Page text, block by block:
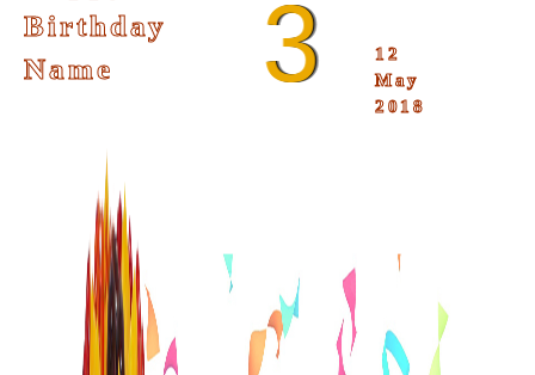
Birthday
Name
3
12
May
2018